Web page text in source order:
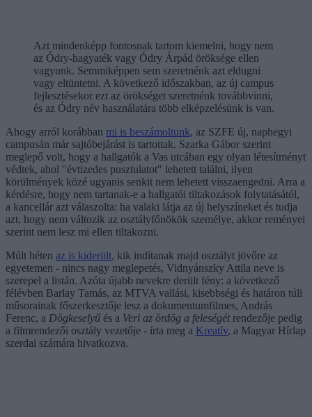
Azt mindenképp fontosnak tartom kiemelni, hogy nem
az Ódry-hagyaték vagy Ódry Árpád öröksége ellen
vagyunk. Semmiképpen sem szeretnénk azt eldugni
vagy eltüntetni. A következő időszakban, az új campus
fejlesztésekor ezt az örökséget szeretnénk továbbvinni,
és az Ódry név használatára több elképzelésünk is van.
Ahogy arról korábban mi is beszámoltunk, az SZFE új, naphegyi
campusán már sajtóbejárást is tartottak. Szarka Gábor szerint
meglepő volt, hogy a hallgatók a Vas utcában egy olyan létesítményt
védtek, ahol "évtizedes pusztulatot" lehetett találni, ilyen
körülmények közé ugyanis senkit nem lehetett visszaengedni. Arra a
kérdésre, hogy nem tartanak-e a hallgatói tiltakozások folytatásától,
a kancellár azt válaszolta: ha valaki látja az új helyszíneket és tudja
azt, hogy nem változik az osztályfőnökök személye, akkor reményei
szerint nem lesz mi ellen tiltakozni.
Múlt héten az is kiderült, kik indítanak majd osztályt jövőre az
egyetemen - nincs nagy meglepetés, Vidnyánszky Attila neve is
szerepel a listán. Azóta újabb nevekre derült fény: a következő
félévben Barlay Tamás, az MTVA vallási, kisebbségi és határon túli
műsorainak főszerkesztője lesz a dokumentumfilmes, András
Ferenc, a Dögkeselyűés a Veri az ördög a feleségétrendezője pedig
a filmrendezői osztály vezetője - írta meg a Kreatív, a Magyar Hírlap
szerdai számára hivatkozva.